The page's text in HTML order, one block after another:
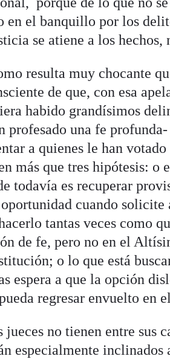
en el banquillo por los
se atiene a los
resulta muy chocante
de que, con esa
habido grandísimos
profesado una fe
a quienes le han
más que tres hipótesis: o
todavía es recuperar
cuando
tantas veces como
de fe, pero no en el
o lo que está
espera a que la opción
regresar envuelto en
jueces no tienen entre sus
especialmente inclinados